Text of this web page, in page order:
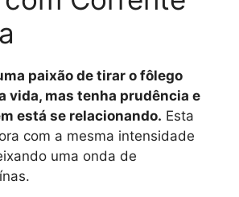
paixão de tirar o fôlego
vida, mas tenha prudência e
está se relacionando. Esta
com a mesma intensidade
uma onda de